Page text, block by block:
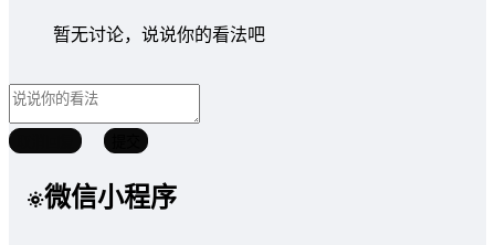
暂无讨论，说说你的看法吧
微信小程序